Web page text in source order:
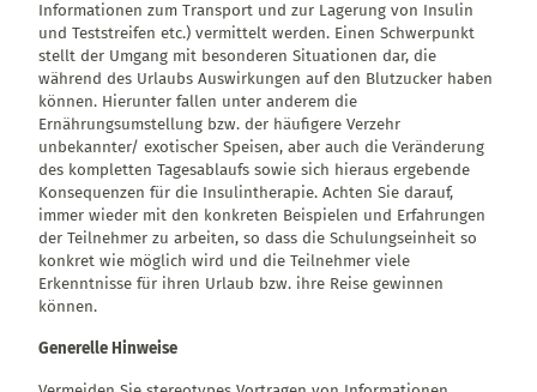
Informationen zum Transport und zur Lagerung von Insulin
und Teststreifen etc.) vermittelt werden. Einen Schwerpunkt
stellt der Umgang mit besonderen Situationen dar, die
während des Urlaubs Auswirkungen auf den Blutzucker haben
können. Hierunter fallen unter anderem die
Ernährungsumstellung bzw. der häufigere Verzehr
unbekannter/ exotischer Speisen, aber auch die Veränderung
des kompletten Tagesablaufs sowie sich hieraus ergebende
Konsequenzen für die Insulintherapie. Achten Sie darauf,
immer wieder mit den konkreten Beispielen und Erfahrungen
der Teilnehmer zu arbeiten, so dass die Schulungseinheit so
konkret wie möglich wird und die Teilnehmer viele
Erkenntnisse für ihren Urlaub bzw. ihre Reise gewinnen
können.
Generelle Hinweise